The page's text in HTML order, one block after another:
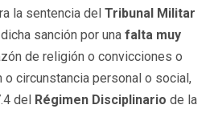
la sentencia del Tribunal Militar
sanción por una falta muy
de religión o convicciones o
o circunstancia personal o social,
del Régimen Disciplinario de la